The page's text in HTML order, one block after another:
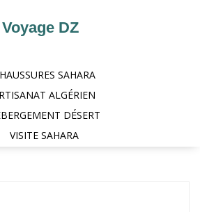
SAHARA
ALGÉRIEN
DÉSERT
VISITE SAHARA